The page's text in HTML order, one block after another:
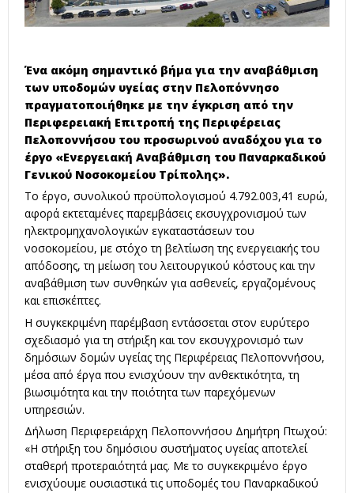
Ένα ακόμη σημαντικό βήμα για την αναβάθμιση
των υποδομών υγείας στην Πελοπόννησο
πραγματοποιήθηκε με την έγκριση από την
Περιφερειακή Επιτροπή της Περιφέρειας
Πελοποννήσου του προσωρινού αναδόχου για το
έργο «Ενεργειακή Αναβάθμιση του Παναρκαδικού
Γενικού Νοσοκομείου Τρίπολης».
Το έργο, συνολικού προϋπολογισμού 4.792.003,41 ευρώ,
αφορά εκτεταμένες παρεμβάσεις εκσυγχρονισμού των
ηλεκτρομηχανολογικών εγκαταστάσεων του
νοσοκομείου, με στόχο τη βελτίωση της ενεργειακής του
απόδοσης, τη μείωση του λειτουργικού κόστους και την
αναβάθμιση των συνθηκών για ασθενείς, εργαζομένους
και επισκέπτες.
Η συγκεκριμένη παρέμβαση εντάσσεται στον ευρύτερο
σχεδιασμό για τη στήριξη και τον εκσυγχρονισμό των
δημόσιων δομών υγείας της Περιφέρειας Πελοποννήσου,
μέσα από έργα που ενισχύουν την ανθεκτικότητα, τη
βιωσιμότητα και την ποιότητα των παρεχόμενων
υπηρεσιών.
Δήλωση Περιφερειάρχη Πελοποννήσου Δημήτρη Πτωχού:
«Η στήριξη του δημόσιου συστήματος υγείας αποτελεί
σταθερή προτεραιότητά μας. Με το συγκεκριμένο έργο
ενισχύουμε ουσιαστικά τις υποδομές του Παναρκαδικού